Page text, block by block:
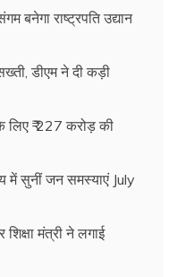
बनेगा राष्ट्रपति उद्यान
डीएम ने दी कड़ी
लिए ₹ 227 करोड़ की
में सुनीं जन समस्याएं July
मंत्री ने लगाई